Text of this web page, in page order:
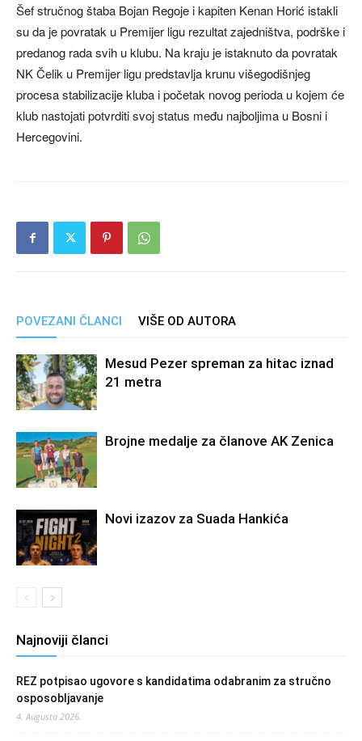
Šef stručnog štaba Bojan Regoje i kapiten Kenan Horić istakli
su da je povratak u Premijer ligu rezultat zajedništva, podrške i
predanog rada svih u klubu. Na kraju je istaknuto da povratak
NK Čelik u Premijer ligu predstavlja krunu višegodišnjeg
procesa stabilizacije kluba i početak novog perioda u kojem će
klub nastojati potvrditi svoj status među najboljima u Bosni i
Hercegovini.
POVEZANI ČLANCI VIŠE OD AUTORA
Mesud Pezer spreman za hitac iznad
21 metra
Brojne medalje za članove AK Zenica
Novi izazov za Suada Hankića
Najnoviji članci
REZ potpisao ugovore s kandidatima odabranim za stručno
osposobljavanje
4. Augusta 2026.